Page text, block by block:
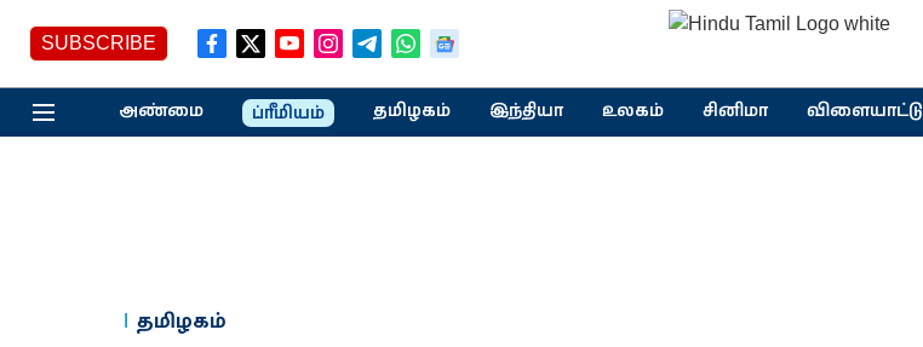
SUBSCRIBE
அண்மை ப்ரீமியம் தமிழகம் இந்தியா உலகம் சினிமா விளையாட்டு
தமிழகம்